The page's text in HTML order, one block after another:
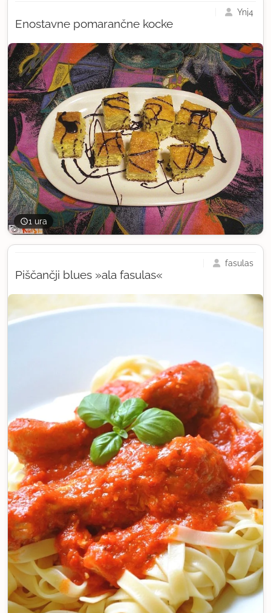
1 ura
Enostavne pomarančne kocke
Ynj4
Piščančji blues »ala fasulas«
fasulas